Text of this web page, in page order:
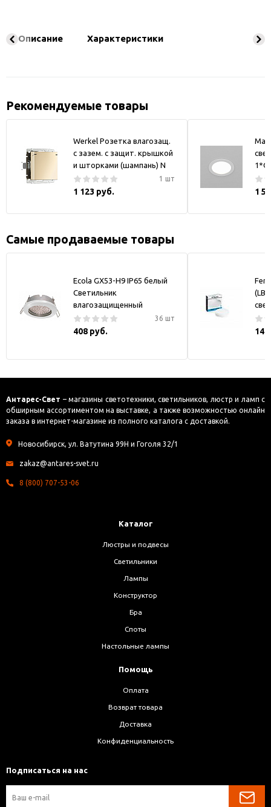
Описание Характеристики
Рекомендуемые товары
Werkel Розетка влагозащ.
с зазем. с защит. крышкой
и шторками (шампань) N
1 шт
1 123 руб. 1
Самые продаваемые товары
Ecola GX53-H9 IP65 белый
Светильник
влагозащищенный
36 шт
408 руб.
(LB-
Антарес-Свет – магазины светотехники, светильников, люстр и ламп с
обширным ассортиментом на выставке, а также возможностью онлайн
заказа в интернет-магазине из полного каталога с доставкой.
Новосибирск, ул. Ватутина 99Н и Гоголя 32/1
zakaz@antares-svet.ru
8 (800) 707-53-06
Каталог
Люстры и подвесы
Светильники
Лампы
Конструктор
Бра
Споты
Настольные лампы
Помощь
Оплата
Возврат товара
Доставка
Конфиденциальность
Подписаться на нас